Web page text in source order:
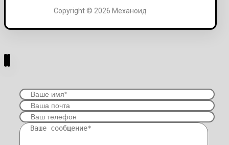
Copyright © 2026 Механоид